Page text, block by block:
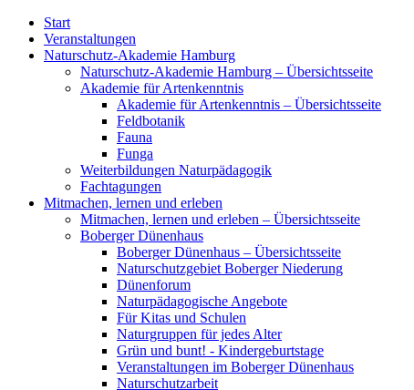
Start
Veranstaltungen
Naturschutz-Akademie Hamburg
Naturschutz-Akademie Hamburg – Übersichtsseite
Akademie für Artenkenntnis
Akademie für Artenkenntnis – Übersichtsseite
Feldbotanik
Fauna
Funga
Weiterbildungen Naturpädagogik
Fachtagungen
Mitmachen, lernen und erleben
Mitmachen, lernen und erleben – Übersichtsseite
Boberger Dünenhaus
Boberger Dünenhaus – Übersichtsseite
Naturschutzgebiet Boberger Niederung
Dünenforum
Naturpädagogische Angebote
Für Kitas und Schulen
Naturgruppen für jedes Alter
Grün und bunt! - Kindergeburtstage
Veranstaltungen im Boberger Dünenhaus
Naturschutzarbeit